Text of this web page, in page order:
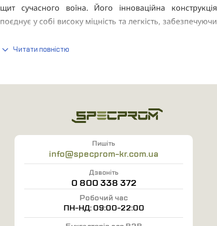
щит сучасного воїна. Його інноваційна конструкція
поєднує у собі високу міцність та легкість, забезпечуючи
спеціальних композитних матеріалів, які поглинають та
які забезпечують безпеку в ситуаціях, де кожна секунда
Чому багато хто прагне замовити бронежилет 6 класу
захисту
Вони пропонують низку значних переваг. Ось деякі з
Високий рівень безпеки. Мають високий рівень
Читати повністю
Пишіть
info@specprom-kr.com.ua
Дзвоніть
0 800 338 372
Робочий час
ПН-НД: 09:00-22:00